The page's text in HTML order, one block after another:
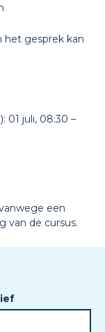
het gesprek kan
: 01 juli, 08:30 –
een
van de cursus.